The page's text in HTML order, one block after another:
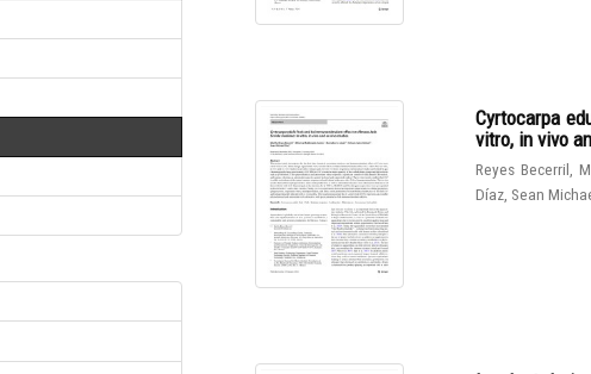
Cyrtocarpa
vitro, in vivo
Reyes Becerril,
Díaz, Sean